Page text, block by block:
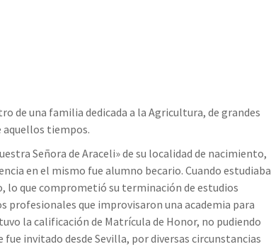
de una familia dedicada a la Agricultura, de grandes
aquellos tiempos.
Señora de Araceli» de su localidad de nacimiento,
en el mismo fue alumno becario. Cuando estudiaba
lo que comprometió su terminación de estudios
profesionales que improvisaron una academia para
la calificación de Matrícula de Honor, no pudiendo
invitado desde Sevilla, por diversas circunstancias